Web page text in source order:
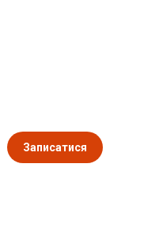
Записатися